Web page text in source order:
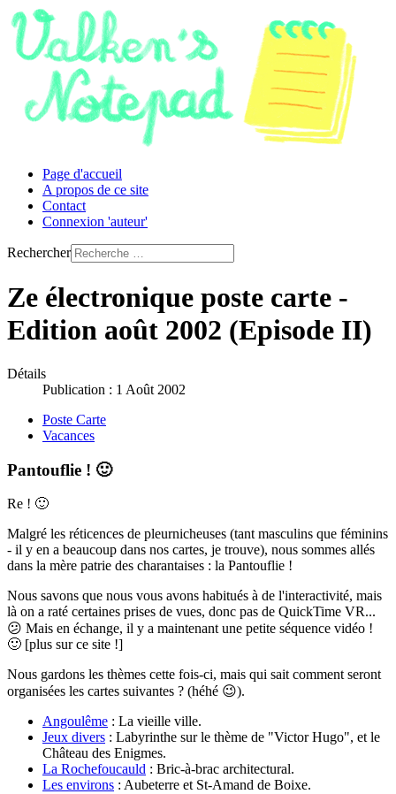
Page d'accueil
A propos de ce site
Contact
Connexion 'auteur'
Rechercher
Ze électronique poste carte -
Edition août 2002 (Episode II)
Détails
Publication : 1 Août 2002
Poste Carte
Vacances
Pantouflie ! 🙂
Re ! 🙂
Malgré les réticences de pleurnicheuses (tant masculins que féminins
- il y en a beaucoup dans nos cartes, je trouve), nous sommes allés
dans la mère patrie des charantaises : la Pantouflie !
Nous savons que nous vous avons habitués à de l'interactivité, mais
là on a raté certaines prises de vues, donc pas de QuickTime VR...
😕 Mais en échange, il y a maintenant une petite séquence vidéo !
🙂 [plus sur ce site !]
Nous gardons les thèmes cette fois-ci, mais qui sait comment seront
organisées les cartes suivantes ? (héhé 😉).
Angoulême : La vieille ville.
Jeux divers : Labyrinthe sur le thème de "Victor Hugo", et le
Château des Enigmes.
La Rochefoucauld : Bric-à-brac architectural.
Les environs : Aubeterre et St-Amand de Boixe.